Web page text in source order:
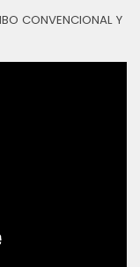
CONVENCIONAL Y